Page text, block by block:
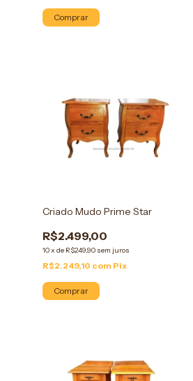
Comprar
Criado Mudo Prime Star
R$2.499,00
10x de R$249,90 sem juros
R$2.249,10 com Pix
Comprar